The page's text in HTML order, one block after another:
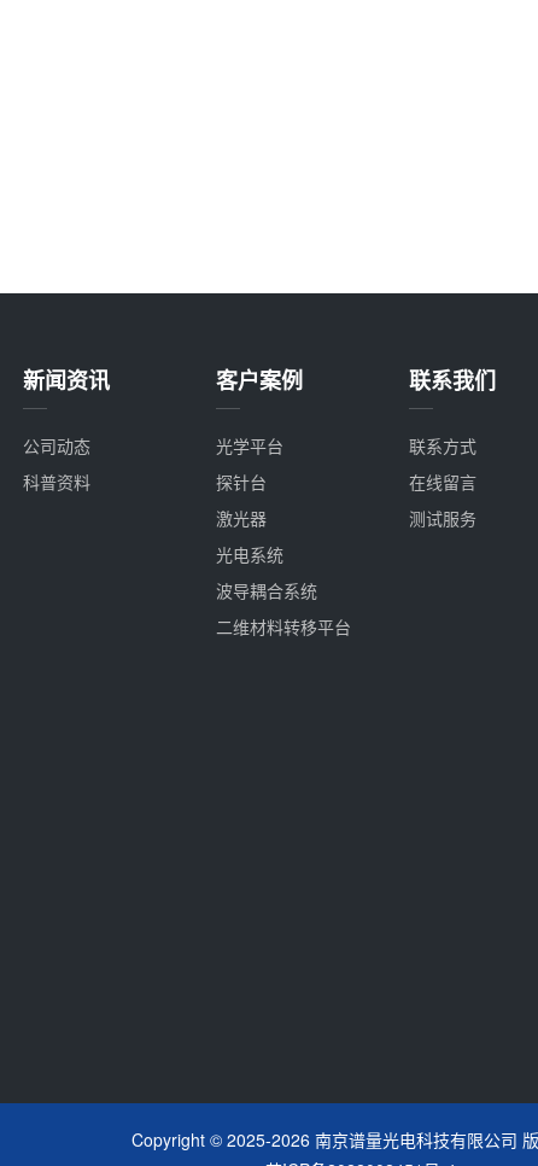
新闻资讯
公司动态
科普资料
客户案例
光学平台
探针台
激光器
光电系统
波导耦合系统
二维材料转移平台
联系我们
联系方式
在线留言
测试服务
Copyright © 2025-2026 南京谱量光电科技有限公司